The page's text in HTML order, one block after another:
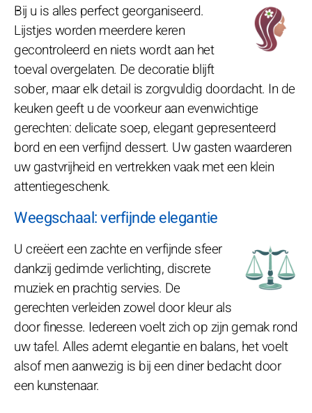
Bij u is alles perfect georganiseerd.
Lijstjes worden meerdere keren
gecontroleerd en niets wordt aan het
toeval overgelaten. De decoratie blijft
sober, maar elk detail is zorgvuldig doordacht. In de
keuken geeft u de voorkeur aan evenwichtige
gerechten: delicate soep, elegant gepresenteerd
bord en een verfijnd dessert. Uw gasten waarderen
uw gastvrijheid en vertrekken vaak met een klein
attentiegeschenk.
Weegschaal: verfijnde elegantie
U creëert een zachte en verfijnde sfeer
dankzij gedimde verlichting, discrete
muziek en prachtig servies. De
gerechten verleiden zowel door kleur als
door finesse. Iedereen voelt zich op zijn gemak rond
uw tafel. Alles ademt elegantie en balans, het voelt
alsof men aanwezig is bij een diner bedacht door
een kunstenaar.